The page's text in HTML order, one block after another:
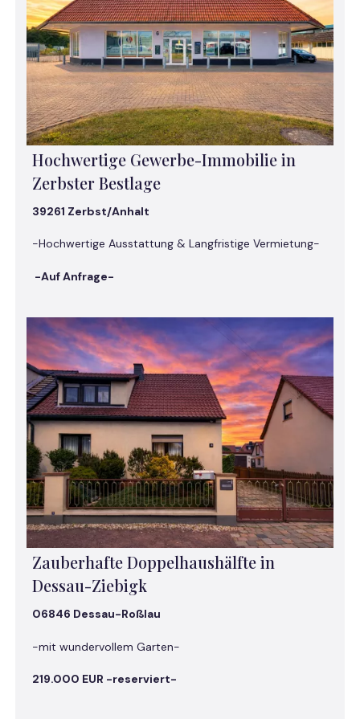
Hochwertige Gewerbe-Immobilie in
Zerbster Bestlage
39261 Zerbst/Anhalt
-Hochwertige Ausstattung & Langfristige Vermietung-
-Auf Anfrage-
Zauberhafte Doppelhaushälfte in
Dessau-Ziebigk
06846 Dessau-Roßlau
-mit wundervollem Garten-
219.000 EUR -reserviert-